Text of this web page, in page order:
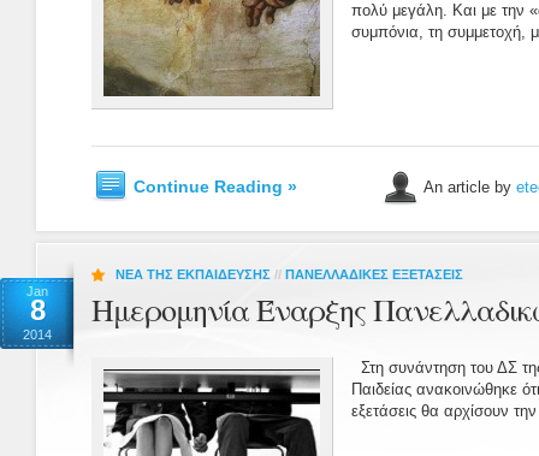
πολύ μεγάλη. Και με την
συμπόνια, τη συμμετοχή,
Continue Reading » An article by
Jan
8
2014
ΝΕΑ ΤΗΣ ΕΚΠΑΙΔΕΥΣΗΣ // ΠΑΝΕΛΛΑΔΙΚΕΣ ΕΞΕΤΑΣΕΙΣ
Ημερομηνία Έναρξης
Στη συνάντηση του ΔΣ
Παιδείας ανακοινώθηκε
εξετάσεις θα αρχίσουν